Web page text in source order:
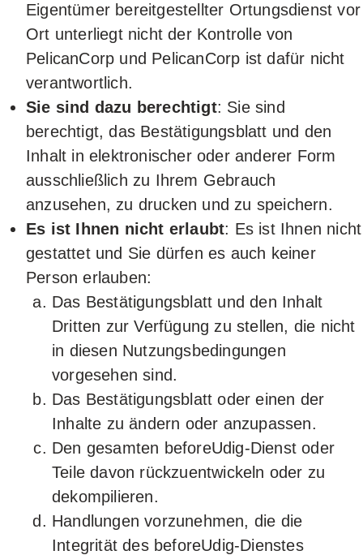
Eigentümer bereitgestellter Ortungsdienst vor
Ort unterliegt nicht der Kontrolle von
PelicanCorp und PelicanCorp ist dafür nicht
verantwortlich.
Sie sind dazu berechtigt: Sie sind
berechtigt, das Bestätigungsblatt und den
Inhalt in elektronischer oder anderer Form
ausschließlich zu Ihrem Gebrauch
anzusehen, zu drucken und zu speichern.
Es ist Ihnen nicht erlaubt: Es ist Ihnen nicht
gestattet und Sie dürfen es auch keiner
Person erlauben:
Das Bestätigungsblatt und den Inhalt
Dritten zur Verfügung zu stellen, die nicht
in diesen Nutzungsbedingungen
vorgesehen sind.
Das Bestätigungsblatt oder einen der
Inhalte zu ändern oder anzupassen.
Den gesamten beforeUdig-Dienst oder
Teile davon rückzuentwickeln oder zu
dekompilieren.
Handlungen vorzunehmen, die die
Integrität des beforeUdig-Dienstes